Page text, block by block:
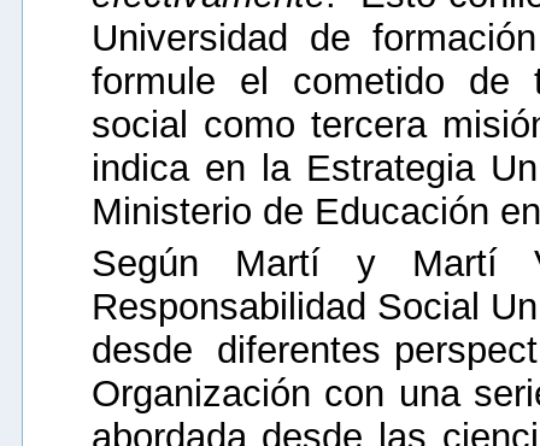
Universidad de
formule el cometido de
social como tercera
indica en la Estrategia
Ministerio de Educación
Según Martí y Martí
Responsabilidad Social
desde diferentes
Organización con una
abordada desde las